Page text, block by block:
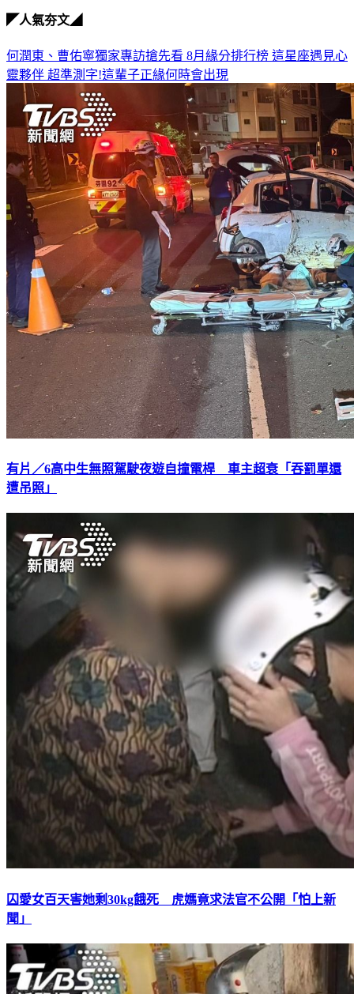
◤人氣夯文◢
何潤東、曹佑寧獨家專訪搶先看 8月緣分排行榜 這星座遇見心
靈夥伴 超準測字!這輩子正緣何時會出現
有片／6高中生無照駕駛夜遊自撞電桿 車主超衰「吞罰單還
遭吊照」
囚愛女百天害她剩30kg餓死 虎媽竟求法官不公開「怕上新
聞」